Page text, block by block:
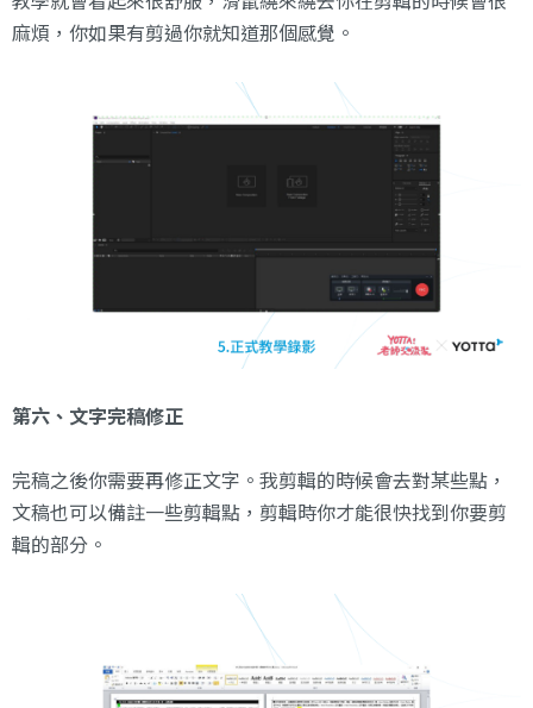
麻煩，你如果有剪過你就知道那個感覺。
第六、文字完稿修正
完稿之後你需要再修正文字。我剪輯的時候會去對某些點，
文稿也可以備註一些剪輯點，剪輯時你才能很快找到你要剪
輯的部分。